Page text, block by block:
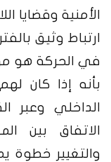
الأمنية وقضايا
ارتباط وثيق
في الحركة هو
بأنه إذا كان
الداخلي وعبر
الاتفاق بين
والتغيير خطوة